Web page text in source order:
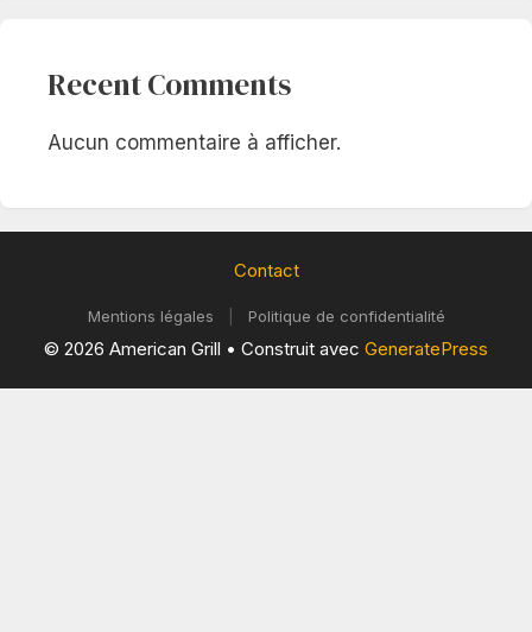
Recent Comments
Aucun commentaire à afficher.
Contact
Mentions légales Politique de confidentialité
© 2026 American Grill • Construit avec GeneratePress